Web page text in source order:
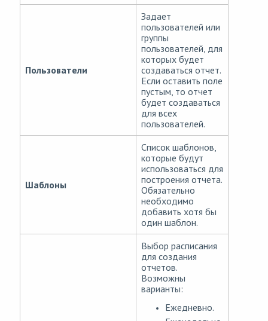
Пользователи
Задает
пользователей или
группы
пользователей, для
которых будет
создаваться отчет.
Если оставить поле
пустым, то отчет
будет создаваться
для всех
пользователей.
Шаблоны
Список шаблонов,
которые будут
использоваться для
построения отчета.
Обязательно
необходимо
добавить хотя бы
один шаблон.
Выбор расписания
для создания
отчетов.
Возможны
варианты:
Ежедневно.